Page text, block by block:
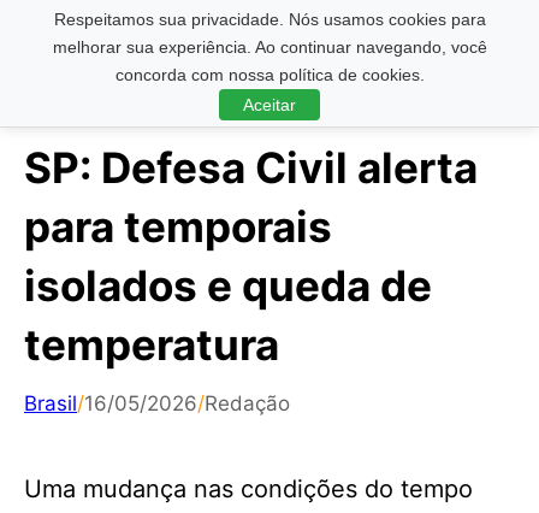
Respeitamos sua privacidade. Nós usamos cookies para
melhorar sua experiência. Ao continuar navegando, você
concorda com nossa política de cookies.
Aceitar
Pesquisar ...
SP: Defesa Civil alerta
para temporais
isolados e queda de
temperatura
Brasil/16/05/2026/Redação
Uma mudança nas condições do tempo